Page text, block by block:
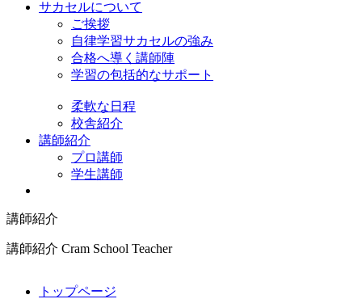
サカセルについて
ご挨拶
自律学習サカセルの強み
合格へ導く講師陣
学習の包括的なサポート
柔軟な日程
校舎紹介
講師紹介
プロ講師
学生講師
講師紹介
講師紹介 Cram School Teacher
トップページ